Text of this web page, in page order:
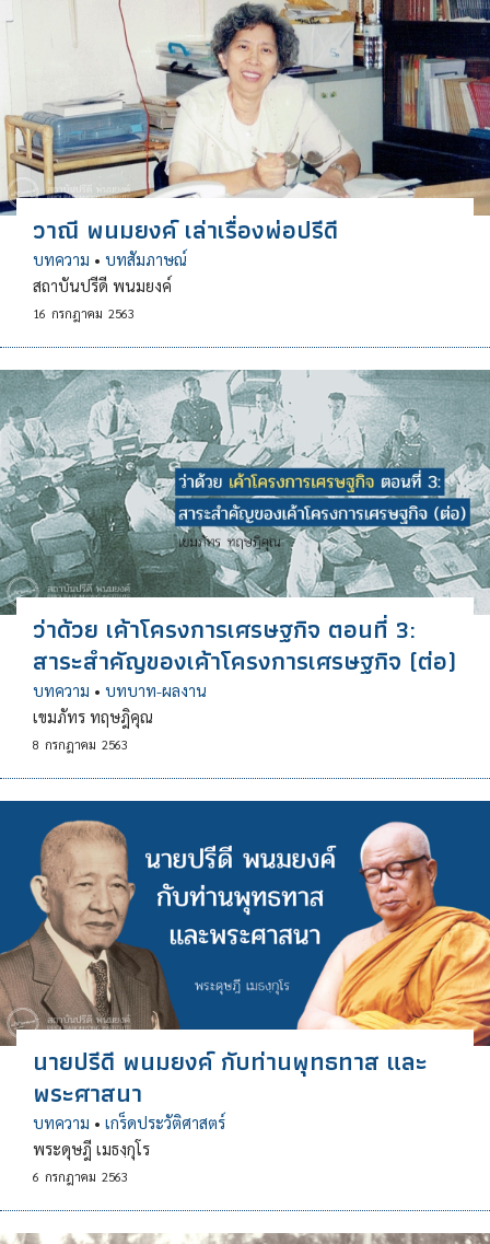
วาณี พนมยงค์ เล่าเรื่องพ่อปรีดี
บทความ • บทสัมภาษณ์
สถาบันปรีดี พนมยงค์
16 กรกฎาคม 2563
ว่าด้วย เค้าโครงการเศรษฐกิจ ตอนที่ 3:
สาระสำคัญของเค้าโครงการเศรษฐกิจ (ต่อ)
บทความ • บทบาท-ผลงาน
เขมภัทร ทฤษฎิคุณ
8 กรกฎาคม 2563
นายปรีดี พนมยงค์ กับท่านพุทธทาส และ
พระศาสนา
บทความ • เกร็ดประวัติศาสตร์
พระดุษฎี เมธงฺกุโร
6 กรกฎาคม 2563